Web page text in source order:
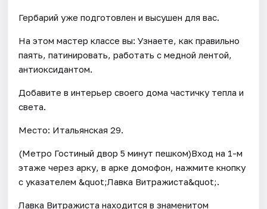
Гербарий уже подготовлен и высушен для вас.
На этом мастер классе вы: Узнаете, как правильно
паять, патинировать, работать с медной лентой,
антиоксидантом.
Добавите в интерьер своего дома частичку тепла и
света.
Место: Итальянская 29.
(Метро Гостиный двор 5 минут пешком)Вход на 1-м
этаже через арку, в арке домофон, нажмите кнопку
с указателем &quot;Лавка Витражиста&quot;.
Лавка Витражиста находится в знаменитом